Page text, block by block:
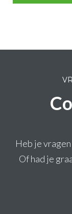
Heb je
Of had je